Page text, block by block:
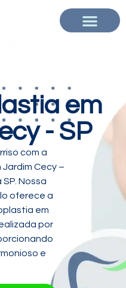
em
- SP
com a
Cecy –
Nossa
oferece a
em
por
e